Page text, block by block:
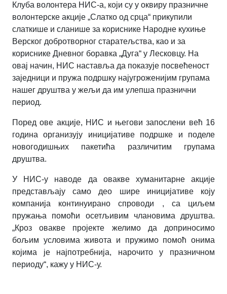
Клуба волонтера НИС-а, који су у оквиру празничне
волонтерске акције „Слатко од срца“ прикупили
слаткише и сланише за кориснике Народне кухиње
Верског добротворног старатељства, као и за
кориснике Дневног боравка „Дуга“ у Лесковцу. На
овај начин, НИС наставља да показује посвећеност
заједници и пружа подршку најугроженијим групама
нашег друштва у жељи да им улепша празнични
период.
Поред ове акције, НИС и његови запослени већ 16
година организују иницијативе подршке и поделе
новогодишњих пакетића различитим групама
друштва.
У НИС-у наводе да овакве хуманитарне акције
представљају само део шире иницијативе коју
компанија континуирано спроводи , са циљем
пружања помоћи осетљивим члановима друштва.
„Кроз овакве пројекте желимо да доприносимо
бољим условима живота и пружимо помоћ онима
којима је најпотребнија, нарочито у празничном
периоду“, кажу у НИС-у.